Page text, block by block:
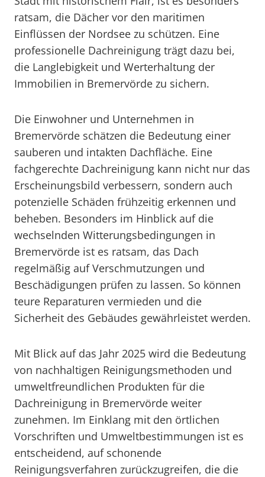
ratsam, die Dächer vor den maritimen
Einflüssen der Nordsee zu schützen. Eine
professionelle Dachreinigung trägt dazu bei,
die Langlebigkeit und Werterhaltung der
Immobilien in Bremervörde zu sichern.
Die Einwohner und Unternehmen in
Bremervörde schätzen die Bedeutung einer
sauberen und intakten Dachfläche. Eine
fachgerechte Dachreinigung kann nicht nur das
Erscheinungsbild verbessern, sondern auch
potenzielle Schäden frühzeitig erkennen und
beheben. Besonders im Hinblick auf die
wechselnden Witterungsbedingungen in
Bremervörde ist es ratsam, das Dach
regelmäßig auf Verschmutzungen und
Beschädigungen prüfen zu lassen. So können
teure Reparaturen vermieden und die
Sicherheit des Gebäudes gewährleistet werden.
Mit Blick auf das Jahr 2025 wird die Bedeutung
von nachhaltigen Reinigungsmethoden und
umweltfreundlichen Produkten für die
Dachreinigung in Bremervörde weiter
zunehmen. Im Einklang mit den örtlichen
Vorschriften und Umweltbestimmungen ist es
entscheidend, auf schonende
Reinigungsverfahren zurückzugreifen, die die